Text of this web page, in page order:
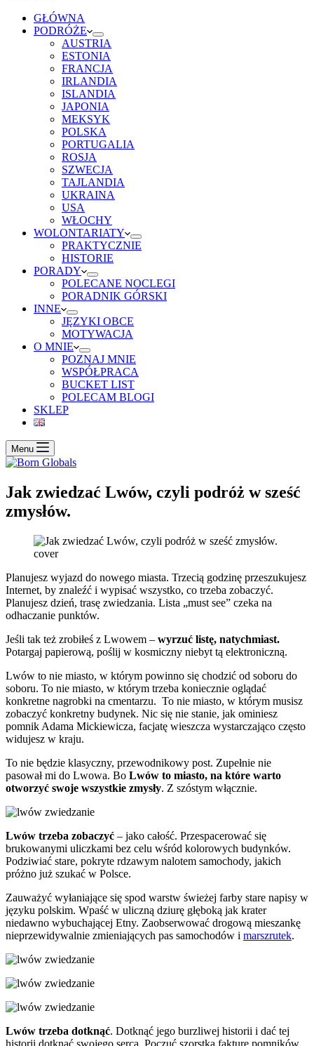
GŁÓWNA
PODRÓŻE
AUSTRIA
ESTONIA
FRANCJA
IRLANDIA
ISLANDIA
JAPONIA
MEKSYK
POLSKA
PORTUGALIA
ROSJA
SZWECJA
TAJLANDIA
UKRAINA
USA
WŁOCHY
WOLONTARIATY
PRAKTYCZNIE
HISTORIE
PORADY
POLECANE NOCLEGI
PORADNIK GÓRSKI
INNE
JĘZYKI OBCE
MOTYWACJA
O MNIE
POZNAJ MNIE
WSPÓŁPRACA
BUCKET LIST
POLECAM BLOGI
SKLEP
Menu
Jak zwiedzać Lwów, czyli podróż w sześć
zmysłów.
Planujesz wyjazd do nowego miasta. Trzecią godzinę przeszukujesz
Internet, by znaleźć i wypisać wszystko, co trzeba zobaczyć.
Planujesz dzień, trasę zwiedzania. Lista „must see” czeka na
odhaczanie punktów.
Jeśli tak też zrobiłeś z Lwowem – wyrzuć listę, natychmiast.
Potargaj papierową, poślij w kosmiczny niebyt tą elektroniczną.
Lwów to nie miasto, w którym powinno się chodzić od soboru do
soboru. To nie miasto, w którym trzeba koniecznie oglądać
konkretne nagrobki na cmentarzu. To nie miasto, w którym musisz
zobaczyć konkretny budynek. Nic się nie stanie, jak ominiesz
pomnik Adama Mickiewicza, facjatę wieszcza wystarczająco często
widujesz w kraju.
To nie będzie klasyczny, przewodnikowy post. Zupełnie nie
pasował mi do Lwowa. Bo Lwów to miasto, na które warto
otworzyć swoje wszystkie zmysły. Z szóstym włącznie.
Lwów trzeba zobaczyć – jako całość. Przespacerować się
brukowanymi uliczkami bez celu wśród kolorowych budynków.
Podziwiać stare, pokryte rdzawym nalotem samochody, jakich
próżno już szukać w Polsce.
Zauważyć wyłaniające się spod warstw świeżej farby stare napisy w
języku polskim. Wpaść w uliczną dziurę głęboką jak krater
niedawno wybuchającej Etny. Zaobserwować drogową mieszankę
nieprzewidywalnie zmieniających pas samochodów i marszrutek.
Lwów trzeba dotknąć. Dotknąć jego burzliwej historii i dać tej
historii dotknąć swojego serca. Poczuć szorstką fakturę pomników